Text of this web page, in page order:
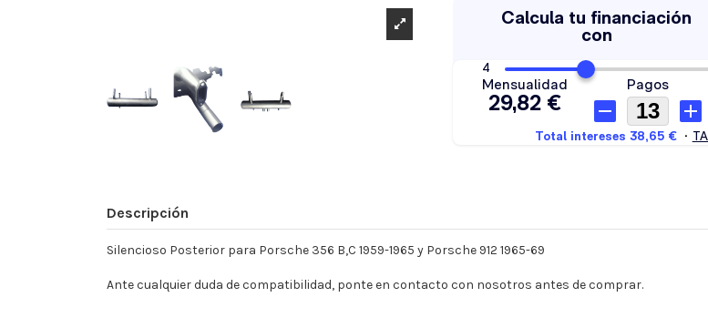
Descripción
Silencioso Posterior para Porsche 356 B,C 1959-1965 y Porsche 912 1965-69
Ante cualquier duda de compatibilidad, ponte en contacto con nosotros antes de comprar.